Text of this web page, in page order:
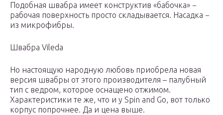
Подобная швабра имеет конструктив «бабочка» −
рабочая поверхность просто складывается. Насадка −
из микрофибры.
Швабра Vileda
Но настоящую народную любовь приобрела новая
версия швабры от этого производителя – палубный
тип с ведром, которое оснащено отжимом.
Характеристики те же, что и у Spin and Go, вот только
корпус попрочнее. Да и цена выше.